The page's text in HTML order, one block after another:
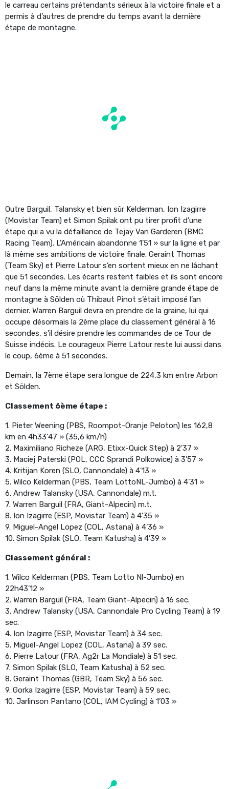
le carreau certains prétendants sérieux à la victoire finale et a
permis à d’autres de prendre du temps avant la dernière
étape de montagne.
Outre Barguil, Talansky et bien sûr Kelderman, Ion Izagirre
(Movistar Team) et Simon Spilak ont pu tirer profit d’une
étape qui a vu la défaillance de Tejay Van Garderen (BMC
Racing Team). L’Américain abandonne 1’51 » sur la ligne et par
là même ses ambitions de victoire finale. Geraint Thomas
(Team Sky) et Pierre Latour s’en sortent mieux en ne lâchant
que 51 secondes. Les écarts restent faibles et ils sont encore
neuf dans la même minute avant la dernière grande étape de
montagne à Sölden où Thibaut Pinot s’était imposé l’an
dernier. Warren Barguil devra en prendre de la graine, lui qui
occupe désormais la 2ème place du classement général à 16
secondes, s’il désire prendre les commandes de ce Tour de
Suisse indécis. Le courageux Pierre Latour reste lui aussi dans
le coup, 6ème à 51 secondes.
Demain, la 7ème étape sera longue de 224,3 km entre Arbon
et Sölden.
Classement 6ème étape :
1. Pieter Weening (PBS, Roompot-Oranje Peloton) les 162,8
km en 4h33’47 » (35,6 km/h)
2. Maximiliano Richeze (ARG, Etixx-Quick Step) à 2’37 »
3. Maciej Paterski (POL, CCC Sprandi Polkowice) à 3’57 »
4. Kritijan Koren (SLO, Cannondale) à 4’13 »
5. Wilco Kelderman (PBS, Team LottoNL-Jumbo) à 4’31 »
6. Andrew Talansky (USA, Cannondale) m.t.
7. Warren Barguil (FRA, Giant-Alpecin) m.t.
8. Ion Izagirre (ESP, Movistar Team) à 4’35 »
9. Miguel-Angel Lopez (COL, Astana) à 4’36 »
10. Simon Spilak (SLO, Team Katusha) à 4’39 »
Classement général :
1. Wilco Kelderman (PBS, Team Lotto Nl-Jumbo) en
22h43’12 »
2. Warren Barguil (FRA, Team Giant-Alpecin) à 16 sec.
3. Andrew Talansky (USA, Cannondale Pro Cycling Team) à 19
sec.
4. Ion Izagirre (ESP, Movistar Team) à 34 sec.
5. Miguel-Angel Lopez (COL, Astana) à 39 sec.
6. Pierre Latour (FRA, Ag2r La Mondiale) à 51 sec.
7. Simon Spilak (SLO, Team Katusha) à 52 sec.
8. Geraint Thomas (GBR, Team Sky) à 56 sec.
9. Gorka Izagirre (ESP, Movistar Team) à 59 sec.
10. Jarlinson Pantano (COL, IAM Cycling) à 1’03 »